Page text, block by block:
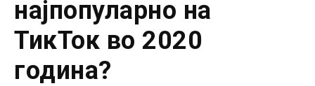
најпопуларно на
ТикТок во 2020
година?